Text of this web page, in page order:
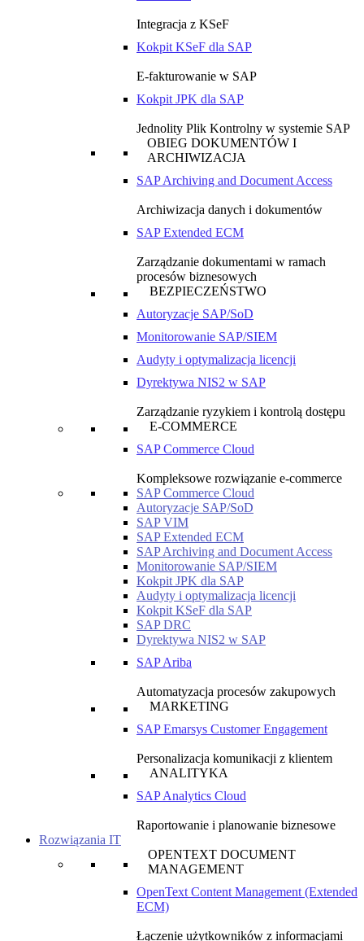
Integracja z KSeF
Kokpit KSeF dla SAP
E-fakturowanie w SAP
Kokpit JPK dla SAP
Jednolity Plik Kontrolny w systemie SAP
OBIEG DOKUMENTÓW I
ARCHIWIZACJA
SAP Archiving and Document Access
Archiwizacja danych i dokumentów
SAP Extended ECM
Zarządzanie dokumentami w ramach
procesów biznesowych
BEZPIECZEŃSTWO
Autoryzacje SAP/SoD
Monitorowanie SAP/SIEM
Audyty i optymalizacja licencji
Dyrektywa NIS2 w SAP
Zarządzanie ryzykiem i kontrolą dostępu
E-COMMERCE
SAP Commerce Cloud
Kompleksowe rozwiązanie e-commerce
SAP Commerce Cloud
Autoryzacje SAP/SoD
SAP VIM
SAP Extended ECM
SAP Archiving and Document Access
Monitorowanie SAP/SIEM
Kokpit JPK dla SAP
Audyty i optymalizacja licencji
Kokpit KSeF dla SAP
SAP DRC
Dyrektywa NIS2 w SAP
SAP Ariba
Automatyzacja procesów zakupowych
MARKETING
SAP Emarsys Customer Engagement
Personalizacja komunikacji z klientem
ANALITYKA
SAP Analytics Cloud
Raportowanie i planowanie biznesowe
Rozwiązania IT
OPENTEXT DOCUMENT
MANAGEMENT
OpenText Content Management (Extended
ECM)
Łączenie użytkowników z informacjami